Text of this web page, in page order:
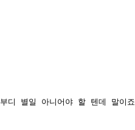
디 별일 아니어야 할 텐데 말이죠